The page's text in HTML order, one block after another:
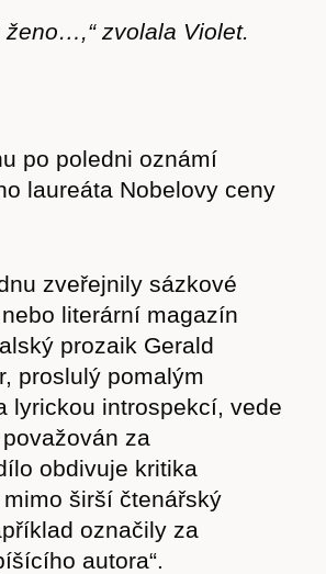
Akce
ženo…,“ zvolala Violet.
po poledni oznámí
laureáta Nobelovy ceny
zveřejnily sázkové
literární magazín
prozaik Gerald
proslulý pomalým
lyrickou introspekcí, vede
za
obdivuje kritika
širší čtenářský
označily za
autora“.